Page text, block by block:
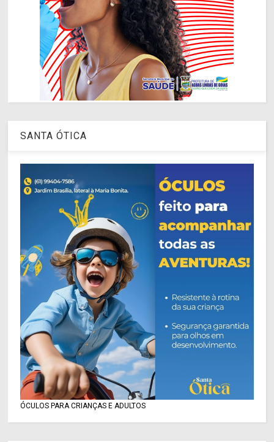
SANTA ÓTICA
ÓCULOS PARA CRIANÇAS E ADULTOS